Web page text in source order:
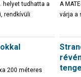
helyet tudhatta a
rendkívüli
A
várja a
200 méteres